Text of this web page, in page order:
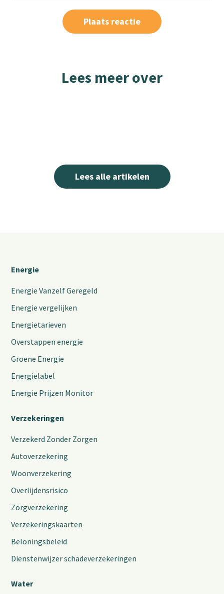
Lees meer over
Lees alle artikelen
Energie
Energie Vanzelf Geregeld
Energie vergelijken
Energietarieven
Overstappen energie
Groene Energie
Energielabel
Energie Prijzen Monitor
Verzekeringen
Verzekerd Zonder Zorgen
Autoverzekering
Woonverzekering
Overlijdensrisico
Zorgverzekering
Verzekeringskaarten
Beloningsbeleid
Dienstenwijzer schadeverzekeringen
Water